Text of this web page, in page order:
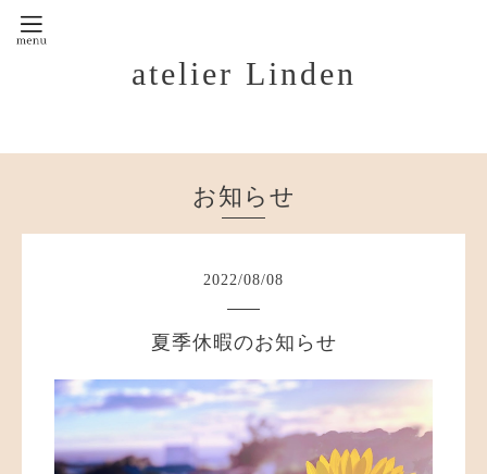
atelier Linden
お知らせ
2022/08/08
夏季休暇のお知らせ